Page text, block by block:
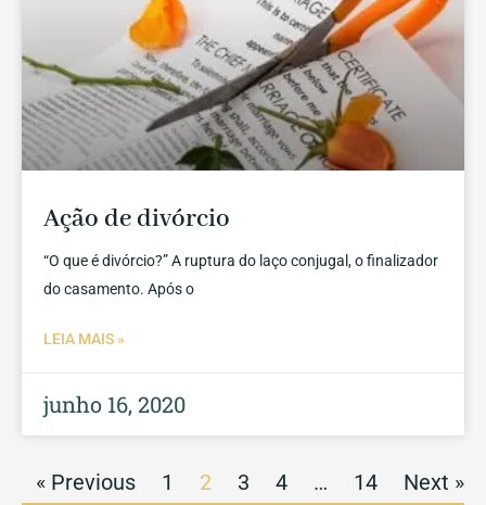
Ação de divórcio
“O que é divórcio?” A ruptura do laço conjugal, o finalizador
do casamento. Após o
LEIA MAIS »
junho 16, 2020
« Previous 1 2 3 4 … 14 Next »